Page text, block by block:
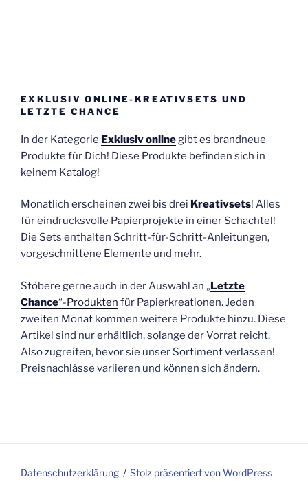
EXKLUSIV ONLINE-KREATIVSETS UND
LETZTE CHANCE
In der Kategorie Exklusiv onlinegibt es brandneue
Produkte für Dich! Diese Produkte befinden sich in
keinem Katalog!
Monatlich erscheinen zwei bis drei Kreativsets! Alles
für eindrucksvolle Papierprojekte in einer Schachtel!
Die Sets enthalten Schritt-für-Schritt-Anleitungen,
vorgeschnittene Elemente und mehr.
Stöbere gerne auch in der Auswahl an „Letzte
Chance“-Produkten für Papierkreationen. Jeden
zweiten Monat kommen weitere Produkte hinzu. Diese
Artikel sind nur erhältlich, solange der Vorrat reicht.
Also zugreifen, bevor sie unser Sortiment verlassen!
Preisnachlässe variieren und können sich ändern.
Datenschutzerklärung Stolz präsentiert von WordPress